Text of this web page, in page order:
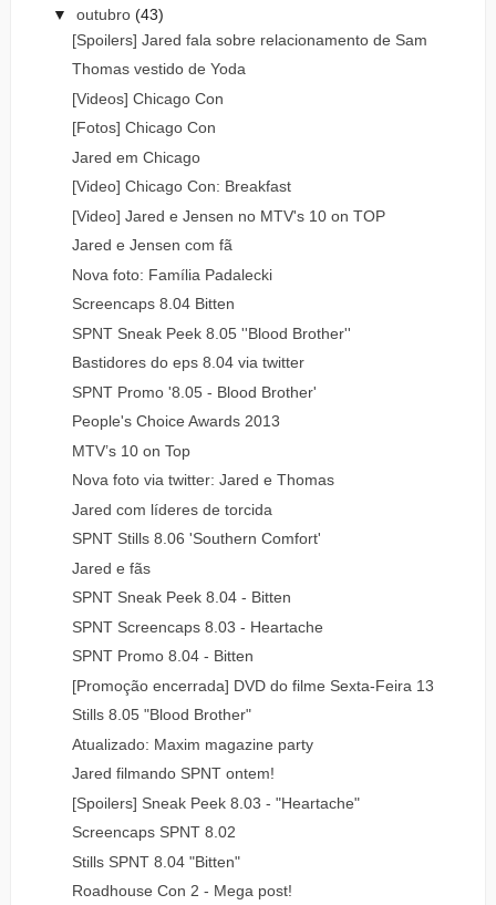
▼ outubro (43)
[Spoilers] Jared fala sobre relacionamento de Sam
Thomas vestido de Yoda
[Videos] Chicago Con
[Fotos] Chicago Con
Jared em Chicago
[Video] Chicago Con: Breakfast
[Video] Jared e Jensen no MTV's 10 on TOP
Jared e Jensen com fã
Nova foto: Família Padalecki
Screencaps 8.04 Bitten
SPNT Sneak Peek 8.05 ''Blood Brother''
Bastidores do eps 8.04 via twitter
SPNT Promo '8.05 - Blood Brother'
People's Choice Awards 2013
MTV’s 10 on Top
Nova foto via twitter: Jared e Thomas
Jared com líderes de torcida
SPNT Stills 8.06 'Southern Comfort'
Jared e fãs
SPNT Sneak Peek 8.04 - Bitten
SPNT Screencaps 8.03 - Heartache
SPNT Promo 8.04 - Bitten
[Promoção encerrada] DVD do filme Sexta-Feira 13
Stills 8.05 "Blood Brother"
Atualizado: Maxim magazine party
Jared filmando SPNT ontem!
[Spoilers] Sneak Peek 8.03 - "Heartache"
Screencaps SPNT 8.02
Stills SPNT 8.04 "Bitten"
Roadhouse Con 2 - Mega post!